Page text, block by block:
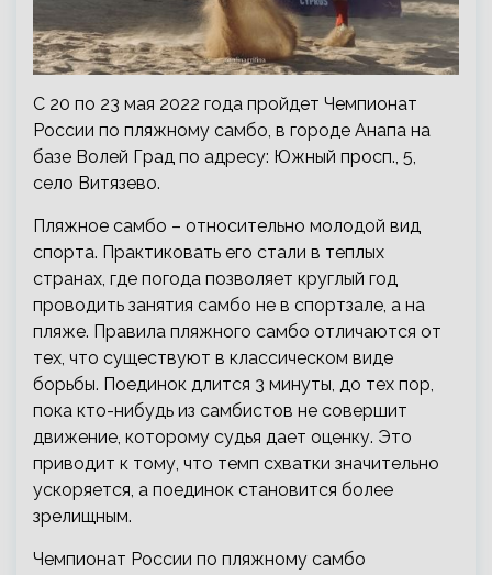
С 20 по 23 мая 2022 года пройдет Чемпионат
России по пляжному самбо, в городе Анапа на
базе Волей Град по адресу: Южный просп., 5,
село Витязево.
Пляжное самбо – относительно молодой вид
спорта. Практиковать его стали в теплых
странах, где погода позволяет круглый год
проводить занятия самбо не в спортзале, а на
пляже. Правила пляжного самбо отличаются от
тех, что существуют в классическом виде
борьбы. Поединок длится 3 минуты, до тех пор,
пока кто-нибудь из самбистов не совершит
движение, которому судья дает оценку. Это
приводит к тому, что темп схватки значительно
ускоряется, а поединок становится более
зрелищным.
Чемпионат России по пляжному самбо